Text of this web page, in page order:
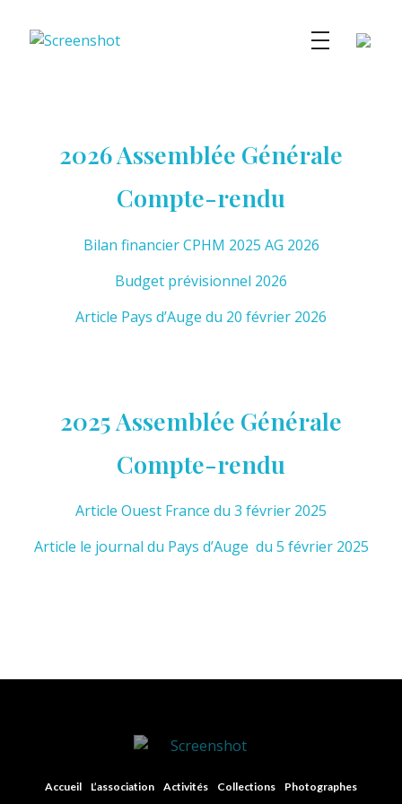
2026 Assemblée Générale
Compte-rendu
Bilan financier CPHM 2025 AG 2026
Budget prévisionnel 2026
Article Pays d’Auge du 20 février 2026
2025 Assemblée Générale
Compte-rendu
Article Ouest France du 3 février 2025
Article le journal du Pays d’Auge du 5 février 2025
Accueil
L’association Activités Collections
Photographes